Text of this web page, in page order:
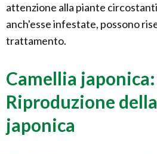
attenzione alla piante
anch'esse infestate, possono
trattamento.
Camellia japonica:
Riproduzione
japonica